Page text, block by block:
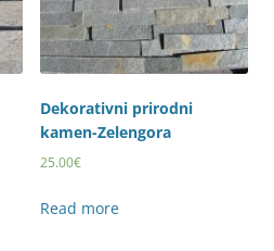
Dekorativni prirodni
kamen-Zelengora
25.00€
Read more